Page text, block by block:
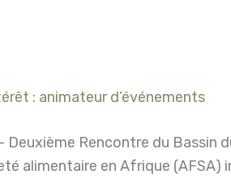
: animateur d’événements
Deuxième Rencontre du Bassin
alimentaire en Afrique (AFSA)